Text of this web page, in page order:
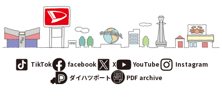
TikTok facebook X YouTube
Instagram
ダイハツポート
PDF archive